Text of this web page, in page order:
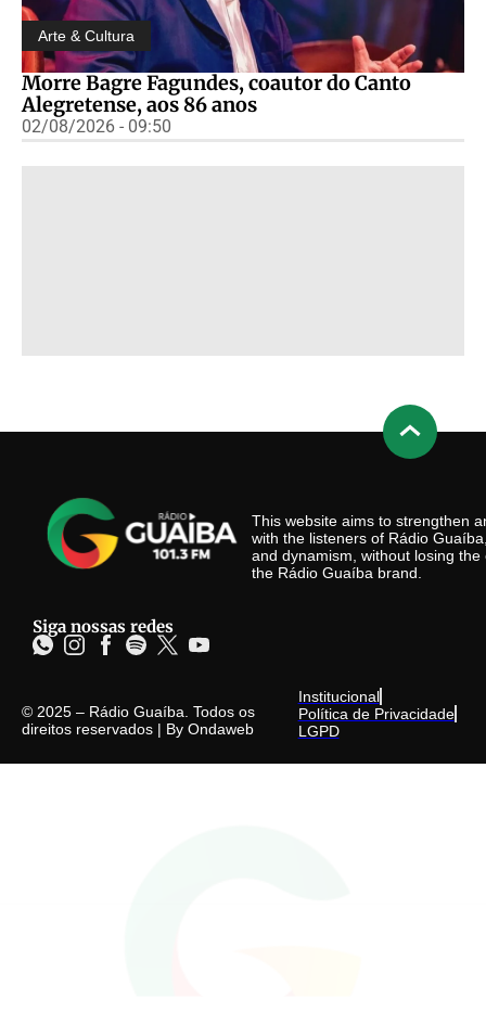
Arte & Cultura
Morre Bagre Fagundes, coautor do Canto
Alegretense, aos 86 anos
02/08/2026 - 09:50
This website aims to strengthen
with the listeners of Rádio
and dynamism, without losing
the Rádio Guaíba brand.
Siga nossas redes
© 2025 – Rádio Guaíba. Todos os
direitos reservados | By Ondaweb
Institucional
Política de Privacidade
LGPD